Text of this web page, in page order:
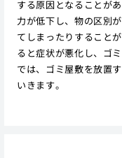
する原因となることが
力が低下し、物の区別
てしまったりすること
ると症状が悪化し、ゴ
では、ゴミ屋敷を放置
いきます。